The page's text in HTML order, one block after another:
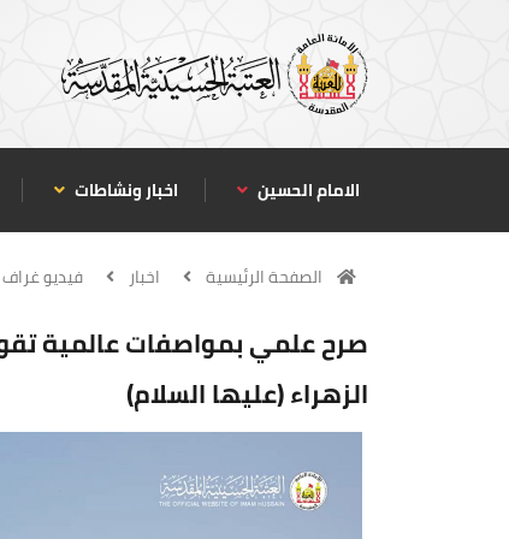
الامام الحسين اخبار ونشاطات
الصفحة الرئيسية اخبار فيديو غراف
صرح علمي بمواصفات عالمية
الزهراء (عليها السلام)